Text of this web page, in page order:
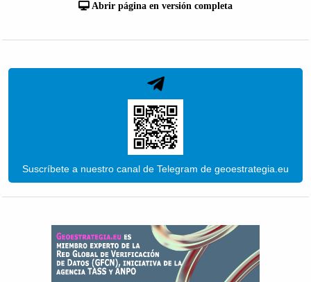
Abrir página en versión completa
Suscríbete a nuestro canal de Telegram de geoestrategia.eu